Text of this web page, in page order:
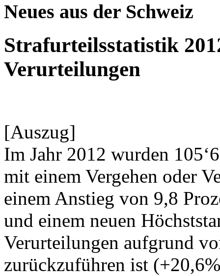
Neues aus der Schweiz
Strafurteilsstatistik
Verurteilungen
[Auszug]
Im Jahr 2012 wurden
mit einem Vergehen oder
einem Anstieg von 9,8
und einem neuen
Verurteilungen aufgrund
zurückzuführen ist